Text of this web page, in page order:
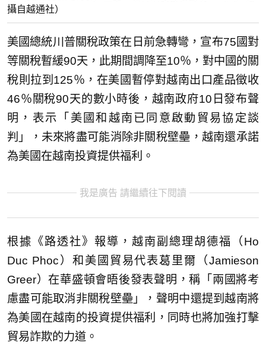
攝自越通社）
美國總統川普關稅政策在日前急轉彎，宣布75國對
等關稅暫緩90天，此期間調降至10％，對中國的關
稅則拉到125％，在美國暫停對越南出口產品徵收
46％關稅90天的數小時後，越南政府10日發布聲
明，表示「美國和越南已同意啟動貿易協定談
判」，未來將盡可能消除非關稅壁壘，越南還承諾
為美國在越南投資提供福利。
我是廣告 請繼續往下閱讀
根據《路透社》報導，越南副總理胡德福（Ho
Duc Phoc）和美國貿易代表葛里爾（Jamieson
Greer）在華盛頓會晤後發表聲明，稱「兩國將考
慮盡可能取消非關稅壁壘」，聲明中還提到越南將
為美國在越南的投資提供福利，同時也將加強打擊
貿易詐欺的力道。